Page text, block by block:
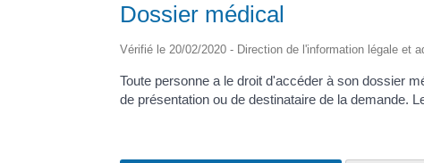
Dossier médical
Vérifié le 20/02/2020 - Direction de l'information légale et
Toute personne a le droit d'accéder à son dossier
de présentation ou de destinataire de la demande.